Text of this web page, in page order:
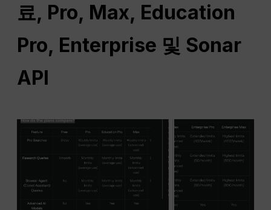
료, Pro, Max, Education
Pro, Enterprise 및 Sonar
API